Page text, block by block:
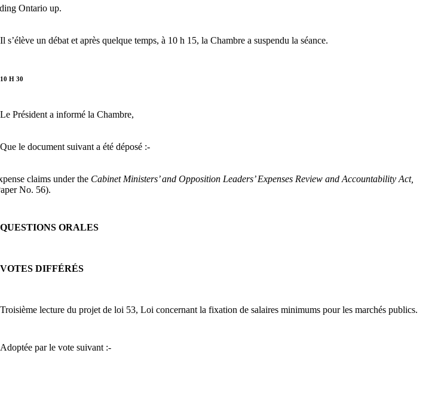
Ontario up.
Il s’élève un débat et après quelque temps, à 10 h 15, la Chambre a suspendu la séance.
10 H 30
Le Président a informé la Chambre,
Que le document suivant a été déposé :-
claims under the Cabinet Ministers’ and Opposition Leaders’ Expenses Review and Accountability Act,
No. 56).
QUESTIONS ORALES
VOTES DIFFÉRÉS
Troisième lecture du projet de loi 53, Loi concernant la fixation de salaires minimums pour les marchés publics.
Adoptée par le vote suivant :-